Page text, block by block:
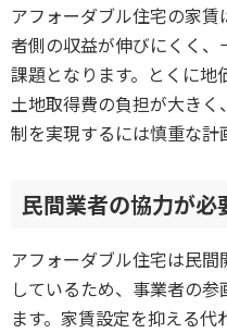
アフォーダブル住宅の家
者側の収益が伸びにくく
課題となります。とくに地
土地取得費の負担が大き
制を実現するには慎重な計
民間業者の協力が必
アフォーダブル住宅は民
しているため、事業者の
ます。家賃設定を抑える